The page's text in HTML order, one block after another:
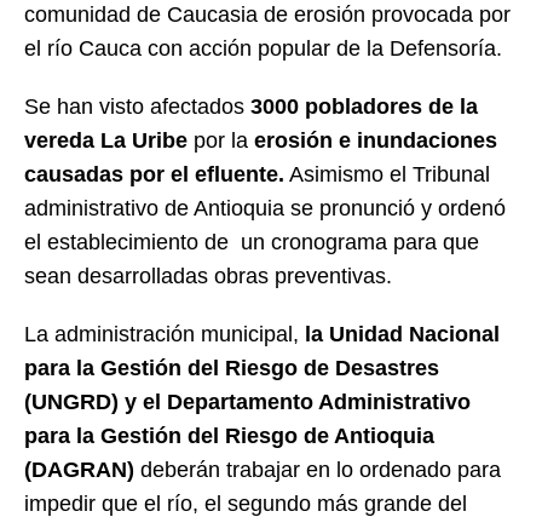
comunidad de Caucasia de erosión provocada por
el río Cauca con acción popular de la Defensoría.
Se han visto afectados 3000 pobladores de la
vereda La Uribe por la erosión e inundaciones
causadas por el efluente. Asimismo el Tribunal
administrativo de Antioquia se pronunció y ordenó
el establecimiento de un cronograma para que
sean desarrolladas obras preventivas.
La administración municipal, la Unidad Nacional
para la Gestión del Riesgo de Desastres
(UNGRD) y el Departamento Administrativo
para la Gestión del Riesgo de Antioquia
(DAGRAN) deberán trabajar en lo ordenado para
impedir que el río, el segundo más grande del